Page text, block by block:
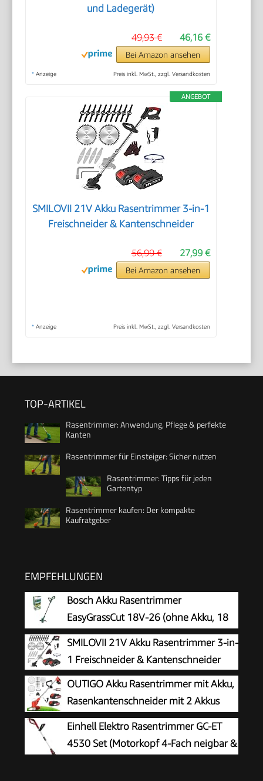
und Ladegerät)
46,16 €
49,93 €
Bei Amazon ansehen
* Anzeige Preis inkl. MwSt., zzgl. Versandkosten
ANGEBOT
SMILOVII 21V Akku Rasentrimmer 3-in-1
Freischneider & Kantenschneider
27,99 €
56,99 €
Bei Amazon ansehen
* Anzeige Preis inkl. MwSt., zzgl. Versandkosten
TOP-ARTIKEL
Rasentrimmer: Anwendung, Pflege & perfekte
Kanten
Rasentrimmer für Einsteiger: Sicher nutzen
Rasentrimmer: Tipps für jeden
Gartentyp
Rasentrimmer kaufen: Der kompakte
Kaufratgeber
EMPFEHLUNGEN
Bosch Akku Rasentrimmer
EasyGrassCut 18V-26 (ohne Akku, 18
Volt System, Schnittkreisdurchmesser:
26 cm, im Karton)
SMILOVII 21V Akku Rasentrimmer 3-in-
1 Freischneider & Kantenschneider
OUTIGO Akku Rasentrimmer mit Akku,
Rasenkantenschneider mit 2 Akkus
21V und 4 Messertypen+1
Gartenschere, Verstellbarer Teleskop-
Führungsholm Desbrozadoraeléctrico
Einhell Elektro Rasentrimmer GC-ET
4530 Set (Motorkopf 4-Fach neigbar &